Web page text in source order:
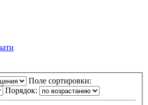
Поле сортировки:
Порядок: